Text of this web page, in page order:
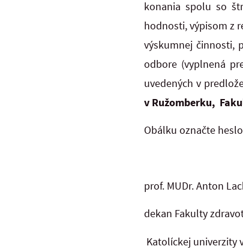
konania spolu so
hodnosti, výpisom z
výskumnej činnosti,
odbore (vyplnená
uvedených v
v Ružomberku,
Obálku označte
prof.
dekan Fakulty
Katolíckej univerzity